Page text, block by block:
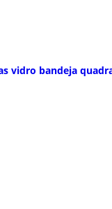
vidro bandeja